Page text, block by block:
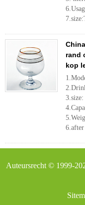
rand
kop
Auteursrecht © 1999-